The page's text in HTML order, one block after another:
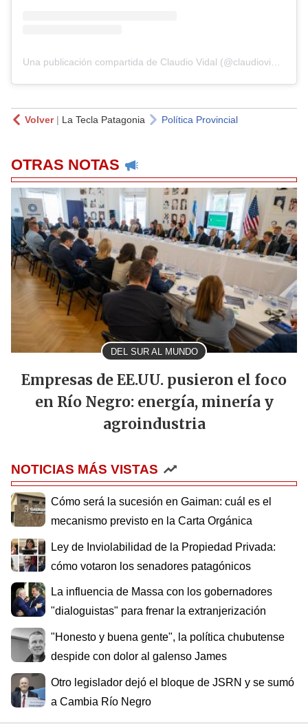
Una publicación compartida de Claudio Vidal (@claudiovidalser)
Volver| La Tecla Patagonia Política Provincial
OTRAS NOTAS
DEL SUR AL MUNDO
Empresas de EE.UU. pusieron el foco
en Río Negro: energía, minería y
agroindustria
NOTICIAS MÁS VISTAS
Cómo será la sucesión en Gaiman: cuál es el
mecanismo previsto en la Carta Orgánica
Ley de Inviolabilidad de la Propiedad Privada:
cómo votaron los senadores patagónicos
La influencia de Massa con los gobernadores
"dialoguistas" para frenar la extranjerización
"Honesto y buena gente", la política chubutense
despide con dolor al galenso James
Otro legislador dejó el bloque de JSRN y se sumó
a Cambia Río Negro